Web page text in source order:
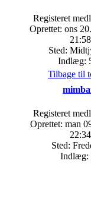
Registeret
Oprettet: ons
21:58
Sted:
Indlæg:
Tilbage til
Registeret
Oprettet: man
22:34
Sted:
Indlæg: